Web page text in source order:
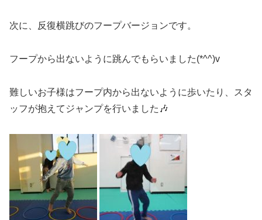
次に、反復横跳びのフープバージョンです。
フープから出ないように跳んでもらいました(*^^)v
難しいお子様はフープ内から出ないように歩いたり、スタ
ッフが抱えてジャンプを行いました🎶